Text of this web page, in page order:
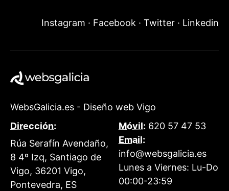
Instagram · Facebook · Twitter · Linkedin
WebsGalicia.es - Diseño web Vigo
Dirección:
Rúa Serafín Avendaño,
8 4º Izq, Santiago de
Vigo, 36201 Vigo,
Pontevedra, ES
Móvil: 620 57 47 53
Email:
info@websgalicia.es
Lunes a Viernes: Lu-Do
00:00-23:59